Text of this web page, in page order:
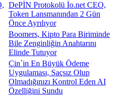
DePİN Protokolü İo.net CEO,
Token Lansmanından 2 Gün
Önce Ayrılıyor
Boomers, Kipto Para Biriminde
Bile Zenginliğin Anahtarını
Elinde Tutuyor
Çin`in En Büyük Ödeme
Uygulaması, Saçsız Olup
Olmadığınızı Kontrol Eden AI
Özelliğini Sundu